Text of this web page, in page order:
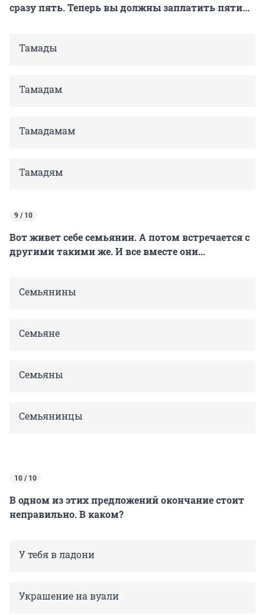
сразу пять. Теперь вы должны заплатить пяти...
Тамады
Тамадам
Тамадамам
Тамадям
9 / 10
Вот живет себе семьянин. А потом встречается с
другими такими же. И все вместе они...
Семьянины
Семьяне
Семьяны
Семьянинцы
10 / 10
В одном из этих предложений окончание стоит
неправильно. В каком?
У тебя в ладони
Украшение на вуали